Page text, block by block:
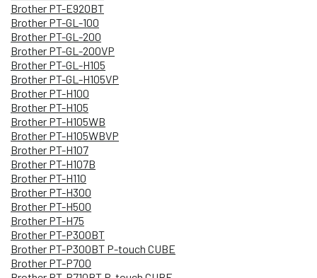
Brother PT-E920BT
Brother PT-GL-100
Brother PT-GL-200
Brother PT-GL-200VP
Brother PT-GL-H105
Brother PT-GL-H105VP
Brother PT-H100
Brother PT-H105
Brother PT-H105WB
Brother PT-H105WBVP
Brother PT-H107
Brother PT-H107B
Brother PT-H110
Brother PT-H300
Brother PT-H500
Brother PT-H75
Brother PT-P300BT
Brother PT-P300BT P-touch CUBE
Brother PT-P700